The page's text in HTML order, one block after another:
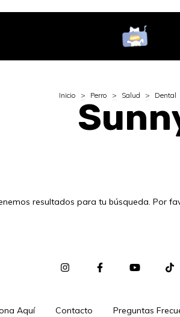
Inicio > Perro > Salud > Dental
resultados para tu búsqueda. Por
Aquí Contacto Preguntas